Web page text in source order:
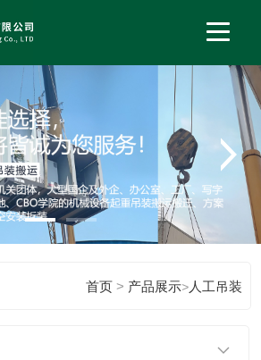
首页 > 产品展示>人工吊装